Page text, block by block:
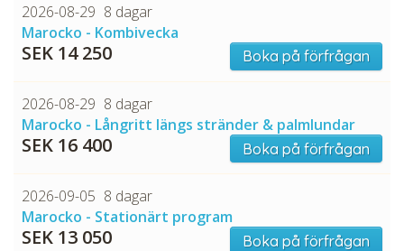
CHECK tmpVideoPath=!
2026-08-29 8 dagar
Marocko - Kombivecka
SEK 14 250 Boka på förfrågan
2026-08-29 8 dagar
Marocko - Långritt längs stränder & palmlundar
SEK 16 400 Boka på förfrågan
2026-09-05 8 dagar
Marocko - Stationärt program
SEK 13 050 Boka på förfrågan